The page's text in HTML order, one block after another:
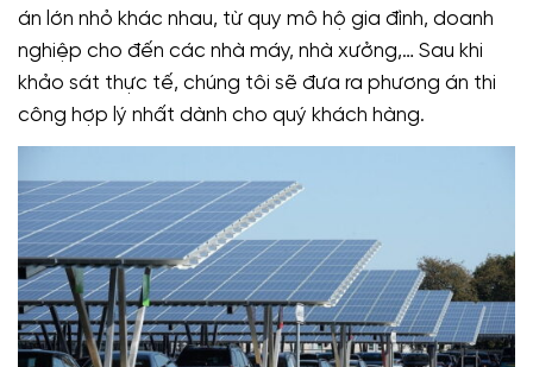
án lớn nhỏ khác nhau, từ quy mô hộ gia đình, doanh
nghiệp cho đến các nhà máy, nhà xưởng,… Sau khi
khảo sát thực tế, chúng tôi sẽ đưa ra phương án thi
công hợp lý nhất dành cho quý khách hàng.